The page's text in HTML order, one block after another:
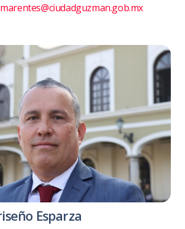
Esparza